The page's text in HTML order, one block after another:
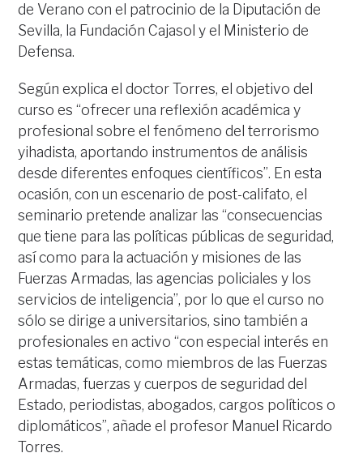
de Verano con el patrocinio de la Diputación de
Sevilla, la Fundación Cajasol y el Ministerio de
Defensa.
Según explica el doctor Torres, el objetivo del
curso es “ofrecer una reflexión académica y
profesional sobre el fenómeno del terrorismo
yihadista, aportando instrumentos de análisis
desde diferentes enfoques científicos”. En esta
ocasión, con un escenario de post-califato, el
seminario pretende analizar las “consecuencias
que tiene para las políticas públicas de seguridad,
así como para la actuación y misiones de las
Fuerzas Armadas, las agencias policiales y los
servicios de inteligencia”, por lo que el curso no
sólo se dirige a universitarios, sino también a
profesionales en activo “con especial interés en
estas temáticas, como miembros de las Fuerzas
Armadas, fuerzas y cuerpos de seguridad del
Estado, periodistas, abogados, cargos políticos o
diplomáticos”, añade el profesor Manuel Ricardo
Torres.